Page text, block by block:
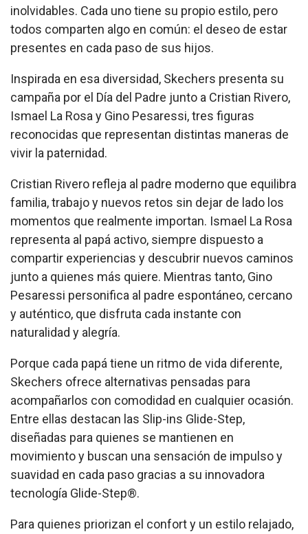
inolvidables. Cada uno tiene su propio estilo, pero
todos comparten algo en común: el deseo de estar
presentes en cada paso de sus hijos.
Inspirada en esa diversidad, Skechers presenta su
campaña por el Día del Padre junto a Cristian Rivero,
Ismael La Rosa y Gino Pesaressi, tres figuras
reconocidas que representan distintas maneras de
vivir la paternidad.
Cristian Rivero refleja al padre moderno que equilibra
familia, trabajo y nuevos retos sin dejar de lado los
momentos que realmente importan. Ismael La Rosa
representa al papá activo, siempre dispuesto a
compartir experiencias y descubrir nuevos caminos
junto a quienes más quiere. Mientras tanto, Gino
Pesaressi personifica al padre espontáneo, cercano
y auténtico, que disfruta cada instante con
naturalidad y alegría.
Porque cada papá tiene un ritmo de vida diferente,
Skechers ofrece alternativas pensadas para
acompañarlos con comodidad en cualquier ocasión.
Entre ellas destacan las Slip-ins Glide-Step,
diseñadas para quienes se mantienen en
movimiento y buscan una sensación de impulso y
suavidad en cada paso gracias a su innovadora
tecnología Glide-Step®️.
Para quienes priorizan el confort y un estilo relajado,